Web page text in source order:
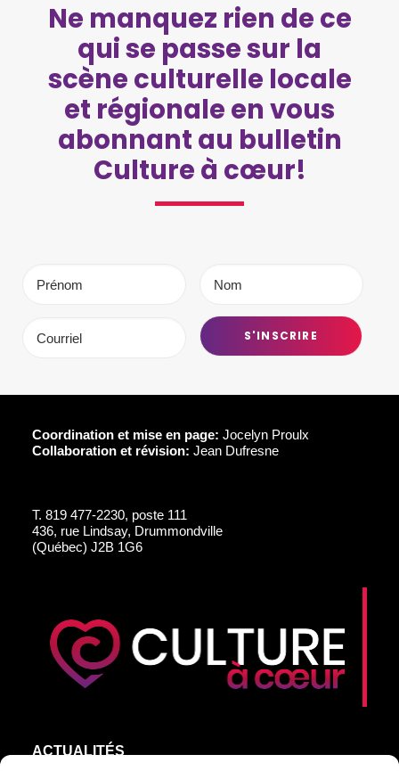
Ne manquez rien de ce
qui se passe sur la
scène culturelle locale
et régionale en vous
abonnant au bulletin
Culture à cœur!
Coordination et mise en page: Jocelyn Proulx
Collaboration et révision: Jean Dufresne
T. 819 477-2230, poste 111
436, rue Lindsay, Drummondville
(Québec) J2B 1G6
ACTUALITÉS